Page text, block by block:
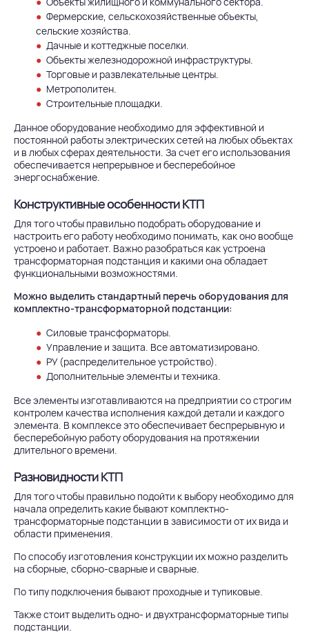
Фермерские, сельскохозяйственные объекты,
сельские хозяйства.
Дачные и коттеджные поселки.
Объекты железнодорожной инфраструктуры.
Торговые и развлекательные центры.
Метрополитен.
Строительные площадки.
Данное оборудование необходимо для эффективной и
постоянной работы электрических сетей на любых объектах
и в любых сферах деятельности. За счет его использования
обеспечивается непрерывное и бесперебойное
энергоснабжение.
Конструктивные особенности КТП
Для того чтобы правильно подобрать оборудование и
настроить его работу необходимо понимать, как оно вообще
устроено и работает. Важно разобраться как устроена
трансформаторная подстанция и какими она обладает
функциональными возможностями.
Можно выделить стандартный перечь оборудования для
комплектно-трансформаторной подстанции:
Силовые трансформаторы.
Управление и защита. Все автоматизировано.
РУ (распределительное устройство).
Дополнительные элементы и техника.
Все элементы изготавливаются на предприятии со строгим
контролем качества исполнения каждой детали и каждого
элемента. В комплексе это обеспечивает беспрерывную и
бесперебойную работу оборудования на протяжении
длительного времени.
Разновидности КТП
Для того чтобы правильно подойти к выбору необходимо для
начала определить какие бывают комплектно-
трансформаторные подстанции в зависимости от их вида и
области применения.
По способу изготовления конструкции их можно разделить
на сборные, сборно-сварные и сварные.
По типу подключения бывают проходные и тупиковые.
Также стоит выделить одно- и двухтрансформаторные типы
подстанции.